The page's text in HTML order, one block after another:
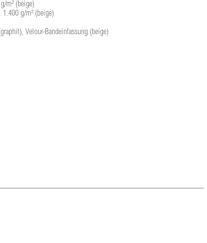
m² (beige)
1.400 g/m² (beige)
Velour-Bandeinfassung (beige)